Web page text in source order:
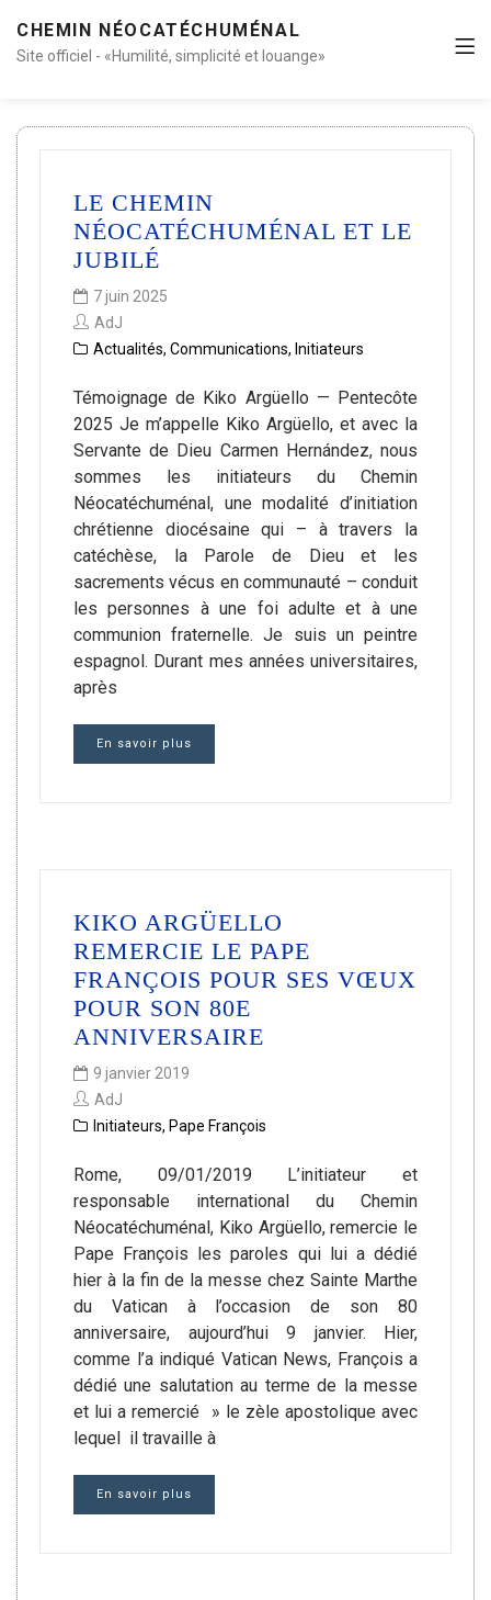
CHEMIN NÉOCATÉCHUMÉNAL
Site officiel - «Humilité, simplicité et louange»
LE CHEMIN
NÉOCATÉCHUMÉNAL ET LE
JUBILÉ
7 juin 2025
AdJ
Actualités, Communications, Initiateurs
Témoignage de Kiko Argüello — Pentecôte
2025 Je m’appelle Kiko Argüello, et avec la
Servante de Dieu Carmen Hernández, nous
sommes les initiateurs du Chemin
Néocatéchuménal, une modalité d’initiation
chrétienne diocésaine qui – à travers la
catéchèse, la Parole de Dieu et les
sacrements vécus en communauté – conduit
les personnes à une foi adulte et à une
communion fraternelle. Je suis un peintre
espagnol. Durant mes années universitaires,
après
En savoir plus
KIKO ARGÜELLO
REMERCIE LE PAPE
FRANÇOIS POUR SES VŒUX
POUR SON 80E
ANNIVERSAIRE
9 janvier 2019
AdJ
Initiateurs, Pape François
Rome, 09/01/2019 L’initiateur et
responsable international du Chemin
Néocatéchuménal, Kiko Argüello, remercie le
Pape François les paroles qui lui a dédié
hier à la fin de la messe chez Sainte Marthe
du Vatican à l’occasion de son 80
anniversaire, aujourd’hui 9 janvier. Hier,
comme l’a indiqué Vatican News, François a
dédié une salutation au terme de la messe
et lui a remercié » le zèle apostolique avec
lequel il travaille à
En savoir plus